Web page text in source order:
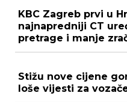
KBC Zagreb prvi u
najnapredniji CT
pretrage i manje
Stižu nove cijene
loše vijesti za